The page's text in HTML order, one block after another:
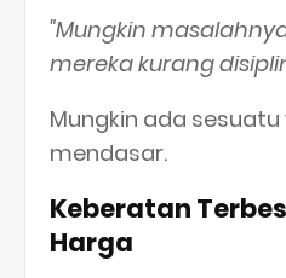
"Mungkin
mereka kurang
Mungkin ada sesuatu
mendasar.
Keberatan
Harga